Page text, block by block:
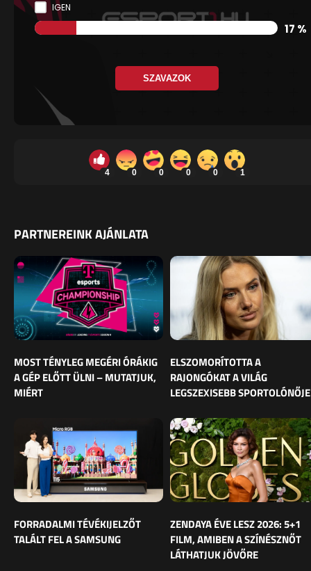
IGEN
17 %
SZAVAZOK
4 0 0 0 0 1
PARTNEREINK AJÁNLATA
MOST TÉNYLEG MEGÉRI ÓRÁKIG
A GÉP ELŐTT ÜLNI – MUTATJUK,
MIÉRT
ELSZOMORÍTOTTA A
RAJONGÓKAT A VILÁG
LEGSZEXISEBB SPORTOLÓNŐJE
FORRADALMI TÉVÉKIJELZŐT
TALÁLT FEL A SAMSUNG
ZENDAYA ÉVE LESZ 2026: 5+1
FILM, AMIBEN A SZÍNÉSZNŐT
LÁTHATJUK JÖVŐRE